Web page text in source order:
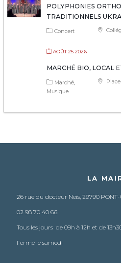
POLYPHONIES
TRADITIONNELS
Concert
AOÛT 25 2026
MARCHÉ BIO, LOCAL
Marché
Musique
LA
26 rue du docteur Neïs, 29790 PONT-
02 98 70 40 66
Tous les jours de 09h à 12h et de
Fermé le samedi